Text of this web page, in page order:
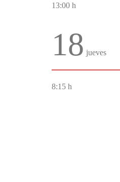
13:00 h
18 jueves
8:15 h